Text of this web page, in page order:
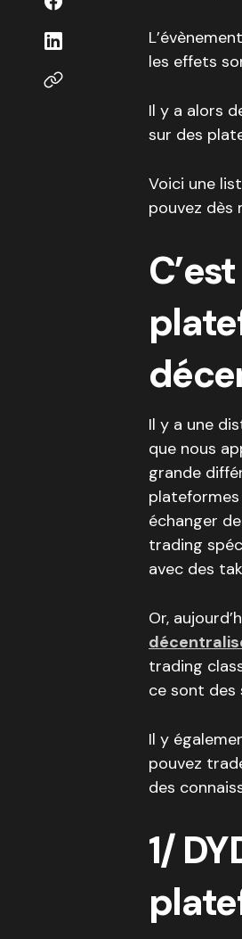
les effets
Il y a alors
sur des
Voici une
pouvez dès
Il y a une
que nous
grande
plateformes
échanger de
trading
avec des
Or,
trading
ce sont
Il y
pouvez
des
1/